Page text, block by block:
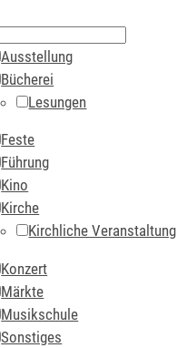
Ausstellung
Bücherei
Lesungen
Feste
Führung
Kino
Kirche
Kirchliche Veranstaltung
Konzert
Märkte
Musikschule
Sonstiges